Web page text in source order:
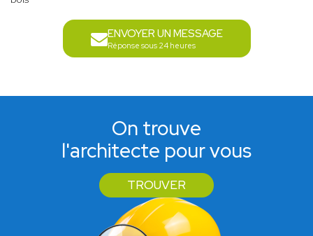
ENVOYER UN MESSAGE
Réponse sous 24 heures
On trouve
l'architecte pour vous
TROUVER